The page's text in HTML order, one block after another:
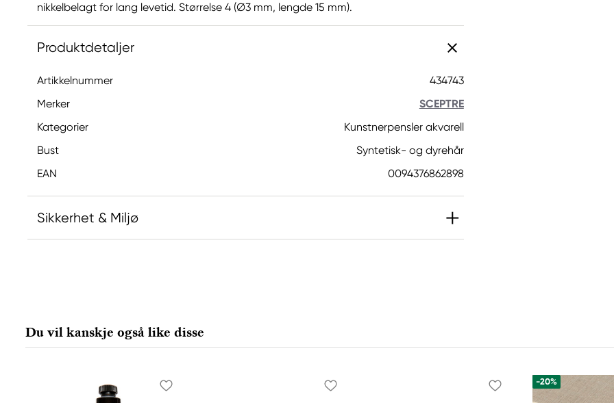
nikkelbelagt for lang levetid. Størrelse 4 (Ø3 mm, lengde 15 mm).
Produktdetaljer
Artikkelnummer
434743
Merker
SCEPTRE
Kategorier
Kunstnerpensler akvarell
Bust
Syntetisk- og dyrehår
EAN
0094376862898
Sikkerhet & Miljø
619 30 Trosa, Sweden
info@colart.se
Du vil kanskje også like disse
-20%